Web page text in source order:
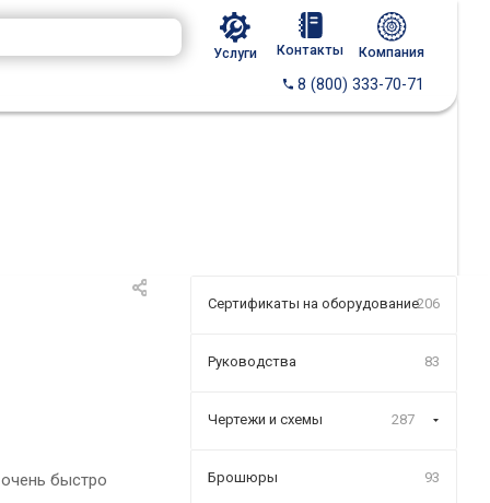
Услуги Контакты Компания
8 (800) 333-70-71
быстро
Сертификаты на оборудование206
Руководства 83
Чертежи и схемы 287
Брошюры 93